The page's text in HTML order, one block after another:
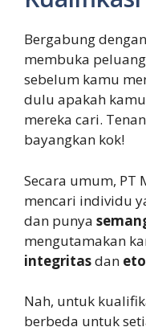
Bergabung
membuka
sebelum kamu
dulu apakah
mereka cari.
bayangkan kok!
Secara umum, PT
mencari individu
dan punya
mengutamakan
integritasdan
Nah, untuk
berbeda untuk